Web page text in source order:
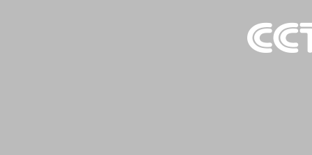
云顶对话 云